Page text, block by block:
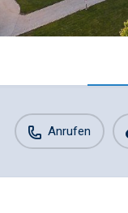
Anrufen